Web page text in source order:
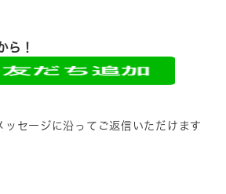
ら！
ッセージに沿ってご返信いただけます